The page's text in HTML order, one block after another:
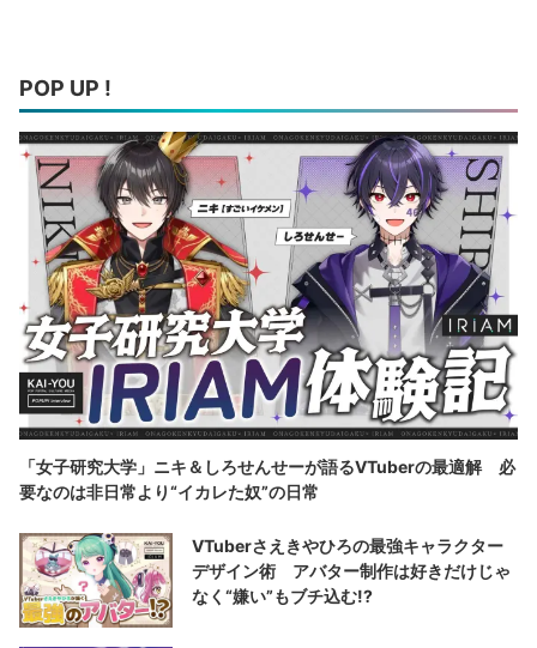
POP UP !
「女子研究大学」ニキ＆しろせんせーが語るVTuberの最適解 必
要なのは非日常より“イカレた奴”の日常
VTuberさえきやひろの最強キャラクター
デザイン術 アバター制作は好きだけじゃ
なく“嫌い”もブチ込む!?